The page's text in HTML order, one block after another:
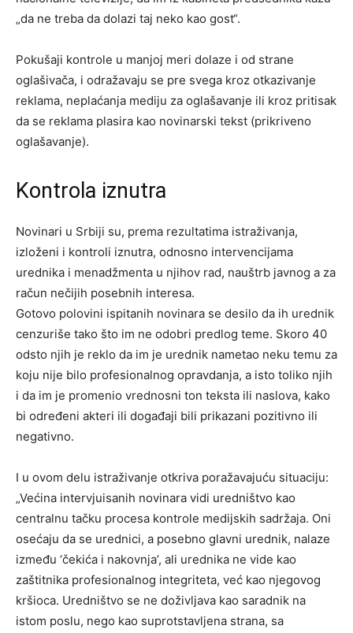
„da ne treba da dolazi taj neko kao gost“.
Pokušaji kontrole u manjoj meri dolaze i od strane
oglašivača, i odražavaju se pre svega kroz otkazivanje
reklama, neplaćanja mediju za oglašavanje ili kroz pritisak
da se reklama plasira kao novinarski tekst (prikriveno
oglašavanje).
Kontrola iznutra
Novinari u Srbiji su, prema rezultatima istraživanja,
izloženi i kontroli iznutra, odnosno intervencijama
urednika i menadžmenta u njihov rad, nauštrb javnog a za
račun nečijih posebnih interesa.
Gotovo polovini ispitanih novinara se desilo da ih urednik
cenzuriše tako što im ne odobri predlog teme. Skoro 40
odsto njih je reklo da im je urednik nametao neku temu za
koju nije bilo profesionalnog opravdanja, a isto toliko njih
i da im je promenio vrednosni ton teksta ili naslova, kako
bi određeni akteri ili događaji bili prikazani pozitivno ili
negativno.
I u ovom delu istraživanje otkriva poražavajuću situaciju:
„Većina intervjuisanih novinara vidi uredništvo kao
centralnu tačku procesa kontrole medijskih sadržaja. Oni
osećaju da se urednici, a posebno glavni urednik, nalaze
između ‘čekića i nakovnja’, ali urednika ne vide kao
zaštitnika profesionalnog integriteta, već kao njegovog
kršioca. Uredništvo se ne doživljava kao saradnik na
istom poslu, nego kao suprotstavljena strana, sa